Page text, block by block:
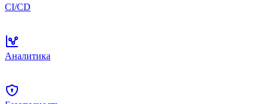
CI/CD
Аналитика